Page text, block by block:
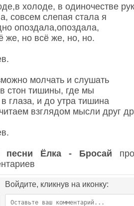
холоде, в одиночестве
совсем слепая стала я
опоздала,опоздала,
же, но всё же, но, но.
молчать и слушать
стон тишины, где мы
в глаза, и до утра тишина
взглядом мысли друг
песни Ёлка - Бросай
Войдите, кликнув на иконку: